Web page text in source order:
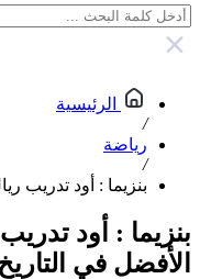
الرئيسية
/
رياضة
/
بنزيما : أود تدريب
بنزيما : أود
الأفضل في